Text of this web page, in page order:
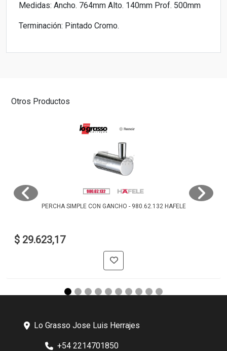
Medidas: Ancho. 764mm Alto. 140mm Prof. 500mm
Terminación: Pintado Cromo.
Otros Productos
PERCHA SIMPLE CON GANCHO - 980.62.132 HAFELE
$ 29.623,17
Lo Grasso Jose Luis Herrajes
+54 2214701850